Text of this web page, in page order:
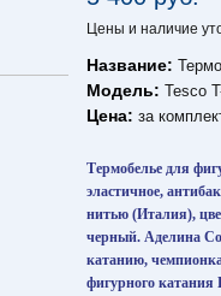
Цены и наличие
Название:
Модель:Tesco
Цена:за
Термобелье для
эластичное,
нитью (Италия),
черный. Аделина
катанию,
фигурного